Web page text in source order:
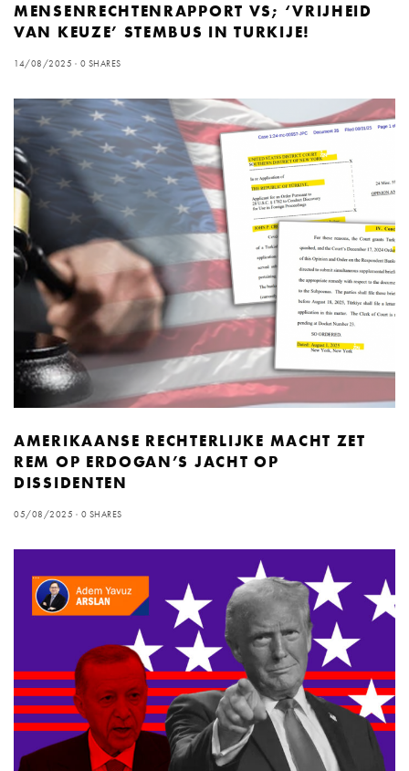
MENSENRECHTENRAPPORT VS; ‘VRIJHEID
VAN KEUZE’ STEMBUS IN TURKIJE!
14/08/2025 0 SHARES
AMERIKAANSE RECHTERLIJKE MACHT ZET
REM OP ERDOGAN’S JACHT OP
DISSIDENTEN
05/08/2025 0 SHARES